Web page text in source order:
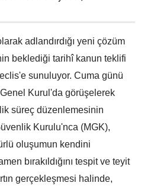
adlandırdığı yeni çözüm
beklediği tarihî kanun teklifi
sunuluyor. Cuma günü
Kurul'da görüşelerek
süreç düzenlemesinin
Kurulu'nca (MGK),
oluşumun kendini
bırakıldığını tespit ve teyit
gerçekleşmesi halinde,